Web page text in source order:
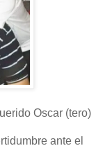
Oscar (tero)
ante el